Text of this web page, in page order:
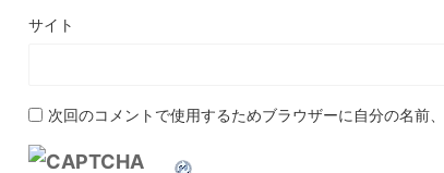
サイト
次回のコメントで使用するためブラウザーに自分の名前